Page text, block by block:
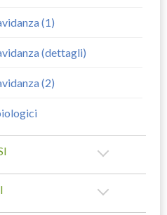
(1)
(dettagli)
(2)